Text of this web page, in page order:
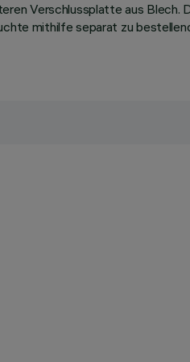
Verschlussplatte aus
mithilfe separat zu